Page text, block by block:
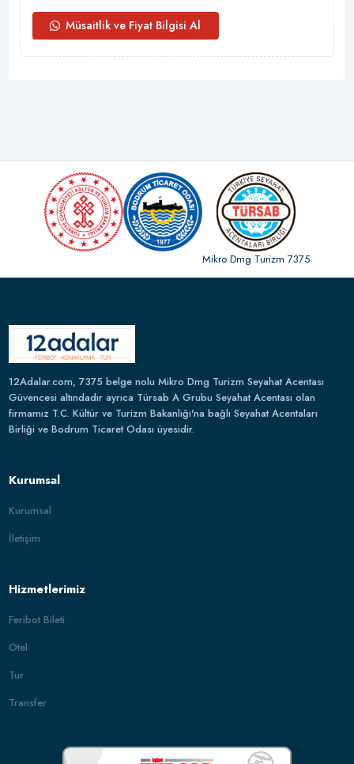
Müsaitlik ve Fiyat Bilgisi Al
Mikro Dmg Turizm 7375
12Adalar.com, 7375 belge nolu Mikro Dmg Turizm Seyahat Acentası
Güvencesi altındadır ayrıca Türsab A Grubu Seyahat Acentası olan
firmamız T.C. Kültür ve Turizm Bakanlığı'na bağlı Seyahat Acentaları
Birliği ve Bodrum Ticaret Odası üyesidir.
Kurumsal
Kurumsal
İletişim
Hizmetlerimiz
Feribot Bileti
Otel
Tur
Transfer